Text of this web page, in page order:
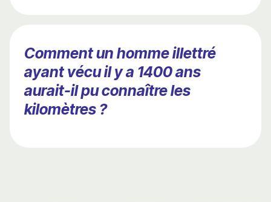
Comment un homme illettré
ayant vécu il y a 1400 ans
aurait-il pu connaître les
kilomètres ?